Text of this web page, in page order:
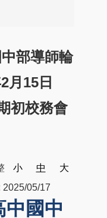
部導師輪
月15日
初校務會
小 中
大
2025/05/17
中國中